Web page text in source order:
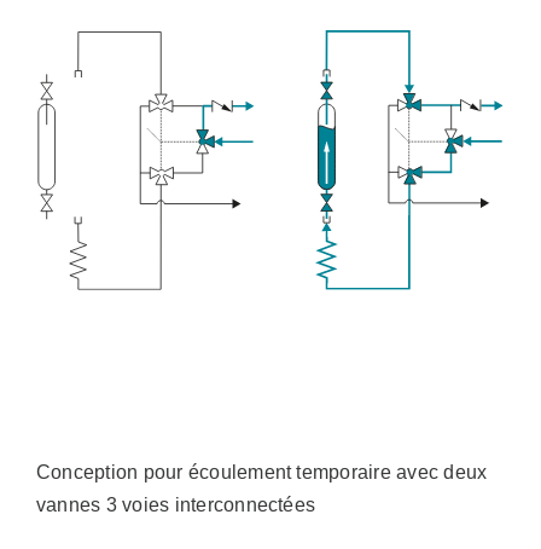
Conception pour écoulement temporaire avec deux
vannes 3 voies interconnectées